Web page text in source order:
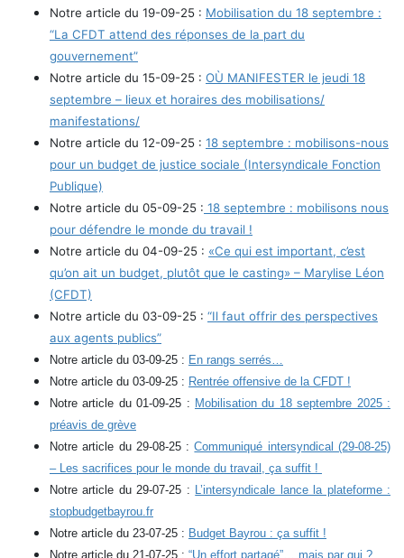
Notre article du 19-09-25 : Mobilisation du 18 septembre :
“La CFDT attend des réponses de la part du
gouvernement”
Notre article du 15-09-25 : OÙ MANIFESTER le jeudi 18
septembre – lieux et horaires des mobilisations/
manifestations/
Notre article du 12-09-25 : 18 septembre : mobilisons-nous
pour un budget de justice sociale (Intersyndicale Fonction
Publique)
Notre article du 05-09-25 : 18 septembre : mobilisons nous
pour défendre le monde du travail !
Notre article du 04-09-25 : «Ce qui est important, c’est
qu’on ait un budget, plutôt que le casting» – Marylise Léon
(CFDT)
Notre article du 03-09-25 : “Il faut offrir des perspectives
aux agents publics”
Notre article du 03-09-25 : En rangs serrés…
Notre article du 03-09-25 : Rentrée offensive de la CFDT !
Notre article du 01-09-25 : Mobilisation du 18 septembre 2025 :
préavis de grève
Notre article du 29-08-25 :Communiqué intersyndical (29-08-25)
– Les sacrifices pour le monde du travail, ça suffit !
Notre article du 29-07-25 : L’intersyndicale lance la plateforme :
stopbudgetbayrou.fr
Notre article du 23-07-25 : Budget Bayrou : ça suffit !
Notre article du 21-07-25 : “Un effort partagé”… mais par qui ?